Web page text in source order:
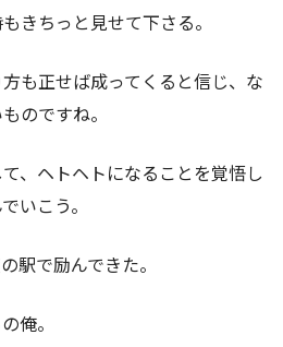
きちっと見せて下さる。
も正せば成ってくると信じ、な
のですね。
、ヘトヘトになることを覚悟し
いこう。
駅で励んできた。
俺。